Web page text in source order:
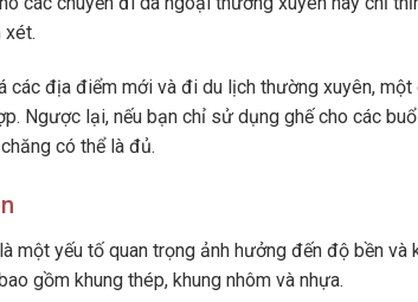
xét.
các địa điểm mới và đi du lịch thường xuyên,
Ngược lại, nếu bạn chỉ sử dụng ghế cho các
có thể là đủ.
một yếu tố quan trọng ảnh hưởng đến độ bền và
gồm khung thép, khung nhôm và nhựa.